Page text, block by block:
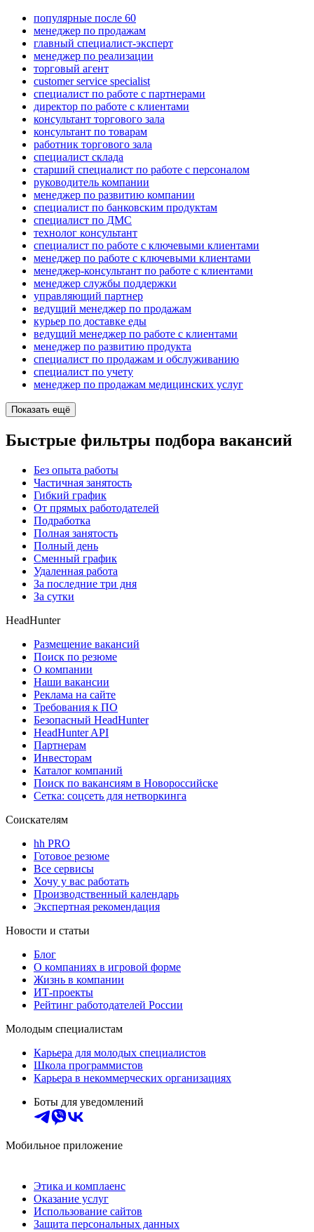
популярные после 60
менеджер по продажам
главный специалист-эксперт
менеджер по реализации
торговый агент
customer service specialist
специалист по работе с партнерами
директор по работе с клиентами
консультант торгового зала
консультант по товарам
работник торгового зала
специалист склада
старший специалист по работе с персоналом
руководитель компании
менеджер по развитию компании
специалист по банковским продуктам
специалист по ДМС
технолог консультант
специалист по работе с ключевыми клиентами
менеджер по работе с ключевыми клиентами
менеджер-консультант по работе с клиентами
менеджер службы поддержки
управляющий партнер
ведущий менеджер по продажам
курьер по доставке еды
ведущий менеджер по работе с клиентами
менеджер по развитию продукта
специалист по продажам и обслуживанию
специалист по учету
менеджер по продажам медицинских услуг
Показать ещё
Быстрые фильтры подбора вакансий
Без опыта работы
Частичная занятость
Гибкий график
От прямых работодателей
Подработка
Полная занятость
Полный день
Сменный график
Удаленная работа
За последние три дня
За сутки
HeadHunter
Размещение вакансий
Поиск по резюме
О компании
Наши вакансии
Реклама на сайте
Требования к ПО
Безопасный HeadHunter
HeadHunter API
Партнерам
Инвесторам
Каталог компаний
Поиск по вакансиям в Новороссийске
Сетка: соцсеть для нетворкинга
Соискателям
hh PRO
Готовое резюме
Все сервисы
Хочу у вас работать
Производственный календарь
Экспертная рекомендация
Новости и статьи
Блог
О компаниях в игровой форме
Жизнь в компании
ИТ-проекты
Рейтинг работодателей России
Молодым специалистам
Карьера для молодых специалистов
Школа программистов
Карьера в некоммерческих организациях
Боты для уведомлений
Мобильное приложение
Этика и комплаенс
Оказание услуг
Использование сайтов
Защита персональных данных